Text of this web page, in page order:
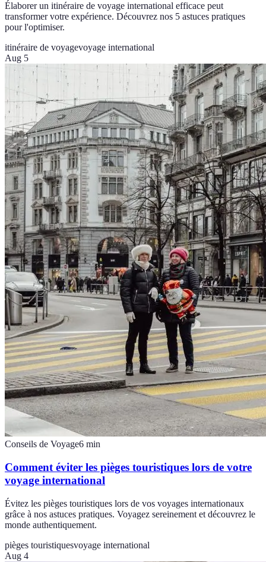
Élaborer un itinéraire de voyage international efficace peut
transformer votre expérience. Découvrez nos 5 astuces pratiques
pour l'optimiser.
itinéraire de voyagevoyage international
Aug 5
Conseils de Voyage6 min
Comment éviter les pièges touristiques lors de votre
voyage international
Évitez les pièges touristiques lors de vos voyages internationaux
grâce à nos astuces pratiques. Voyagez sereinement et découvrez le
monde authentiquement.
pièges touristiquesvoyage international
Aug 4